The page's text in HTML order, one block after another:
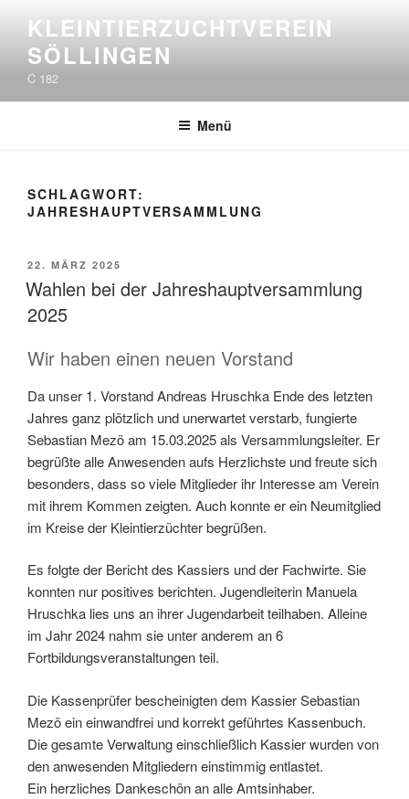
springen
KLEINTIERZUCHTVEREIN
SÖLLINGEN
C 182
Menü
SCHLAGWORT:
JAHRESHAUPTVERSAMMLUNG
VERÖFFENTLICHT
AM
22. MÄRZ 2025
Wahlen bei der Jahreshauptversammlung
2025
Wir haben einen neuen Vorstand
Da unser 1. Vorstand Andreas Hruschka Ende des letzten
Jahres ganz plötzlich und unerwartet verstarb, fungierte
Sebastian Mezö am 15.03.2025 als Versammlungsleiter. Er
begrüßte alle Anwesenden aufs Herzlichste und freute sich
besonders, dass so viele Mitglieder ihr Interesse am Verein
mit ihrem Kommen zeigten. Auch konnte er ein Neumitglied
im Kreise der Kleintierzüchter begrüßen.
Es folgte der Bericht des Kassiers und der Fachwirte. Sie
konnten nur positives berichten. Jugendleiterin Manuela
Hruschka lies uns an ihrer Jugendarbeit teilhaben. Alleine
im Jahr 2024 nahm sie unter anderem an 6
Fortbildungsveranstaltungen teil.
Die Kassenprüfer bescheinigten dem Kassier Sebastian
Mezö ein einwandfrei und korrekt geführtes Kassenbuch.
Die gesamte Verwaltung einschließlich Kassier wurden von
den anwesenden Mitgliedern einstimmig entlastet.
Ein herzliches Dankeschön an alle Amtsinhaber.